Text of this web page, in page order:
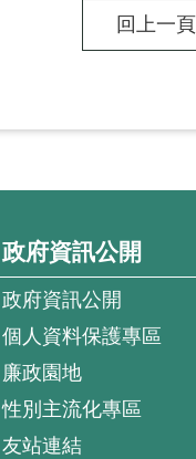
回上一頁
政府資訊公開
政府資訊公開
個人資料保護專區
廉政園地
性別主流化專區
友站連結